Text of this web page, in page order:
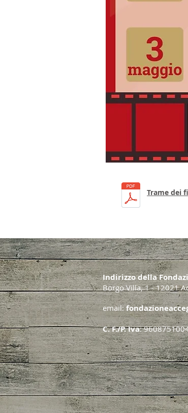
Trame dei
Indirizzo della
Borgo Villa, 1 - 12021
email:
C. F./P. Iva: